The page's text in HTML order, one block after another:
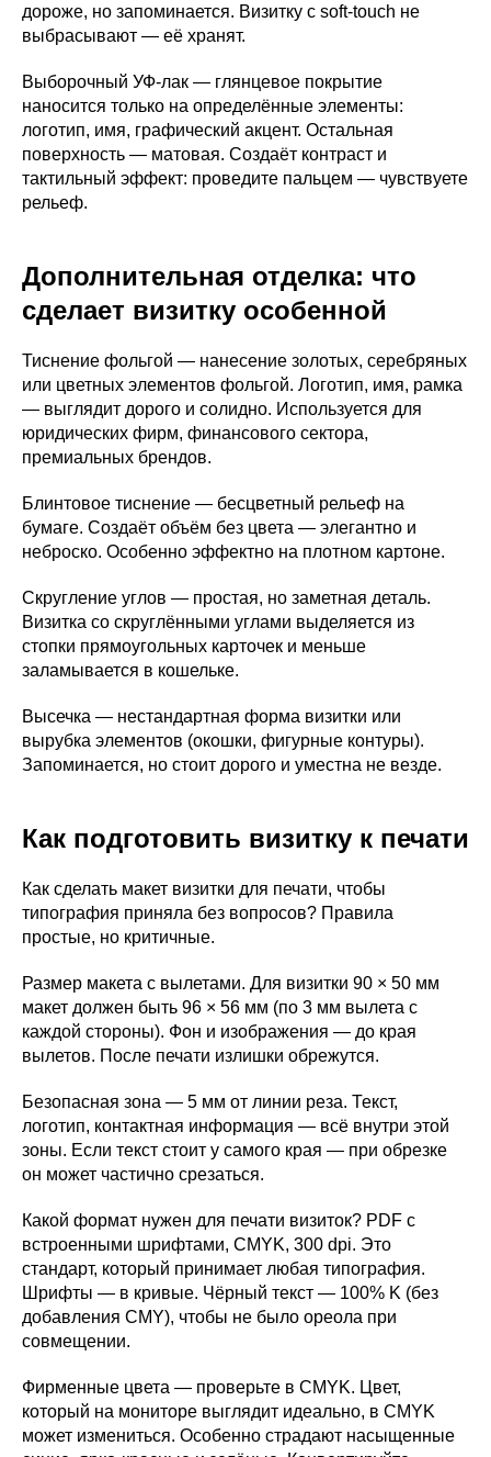
дороже, но запоминается. Визитку с soft-touch не
выбрасывают — её хранят.
Выборочный УФ-лак — глянцевое покрытие
наносится только на определённые элементы:
логотип, имя, графический акцент. Остальная
поверхность — матовая. Создаёт контраст и
тактильный эффект: проведите пальцем — чувствуете
рельеф.
Дополнительная отделка: что
сделает визитку особенной
Тиснение фольгой — нанесение золотых, серебряных
или цветных элементов фольгой. Логотип, имя, рамка
— выглядит дорого и солидно. Используется для
юридических фирм, финансового сектора,
премиальных брендов.
Блинтовое тиснение — бесцветный рельеф на
бумаге. Создаёт объём без цвета — элегантно и
неброско. Особенно эффектно на плотном картоне.
Скругление углов — простая, но заметная деталь.
Визитка со скруглёнными углами выделяется из
стопки прямоугольных карточек и меньше
заламывается в кошельке.
Высечка — нестандартная форма визитки или
вырубка элементов (окошки, фигурные контуры).
Запоминается, но стоит дорого и уместна не везде.
Как подготовить визитку к печати
Как сделать макет визитки для печати, чтобы
типография приняла без вопросов? Правила
простые, но критичные.
Размер макета с вылетами. Для визитки 90 × 50 мм
макет должен быть 96 × 56 мм (по 3 мм вылета с
каждой стороны). Фон и изображения — до края
вылетов. После печати излишки обрежутся.
Безопасная зона — 5 мм от линии реза. Текст,
логотип, контактная информация — всё внутри этой
зоны. Если текст стоит у самого края — при обрезке
он может частично срезаться.
Какой формат нужен для печати визиток? PDF с
встроенными шрифтами, CMYK, 300 dpi. Это
стандарт, который принимает любая типография.
Шрифты — в кривые. Чёрный текст — 100% K (без
добавления CMY), чтобы не было ореола при
совмещении.
Фирменные цвета — проверьте в CMYK. Цвет,
который на мониторе выглядит идеально, в CMYK
может измениться. Особенно страдают насыщенные